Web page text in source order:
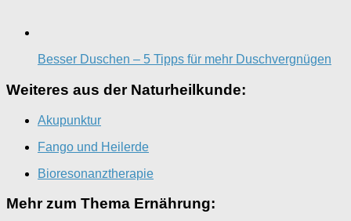
Besser Duschen – 5 Tipps für mehr Duschvergnügen
Weiteres aus der Naturheilkunde:
Akupunktur
Fango und Heilerde
Bioresonanztherapie
Mehr zum Thema Ernährung: